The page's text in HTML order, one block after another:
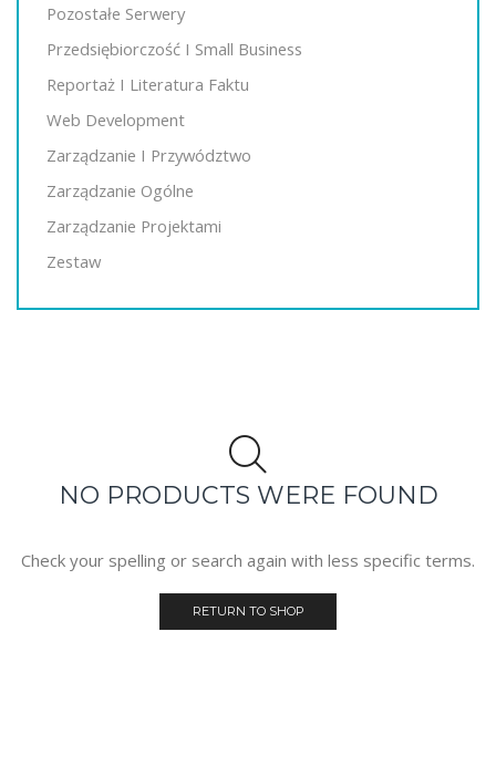
NO PRODUCTS WERE FOUND
Check your spelling or search again with less specific terms.
RETURN TO SHOP
Pozostałe Serwery
Przedsiębiorczość I Small Business
Reportaż I Literatura Faktu
Web Development
Zarządzanie I Przywództwo
Zarządzanie Ogólne
Zarządzanie Projektami
Zestaw